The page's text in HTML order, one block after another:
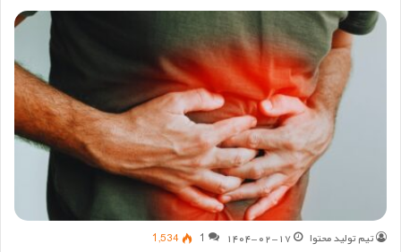
تیم تولید محتوا ۱۴۰۴-۰۲-۱۷ 1
1,534